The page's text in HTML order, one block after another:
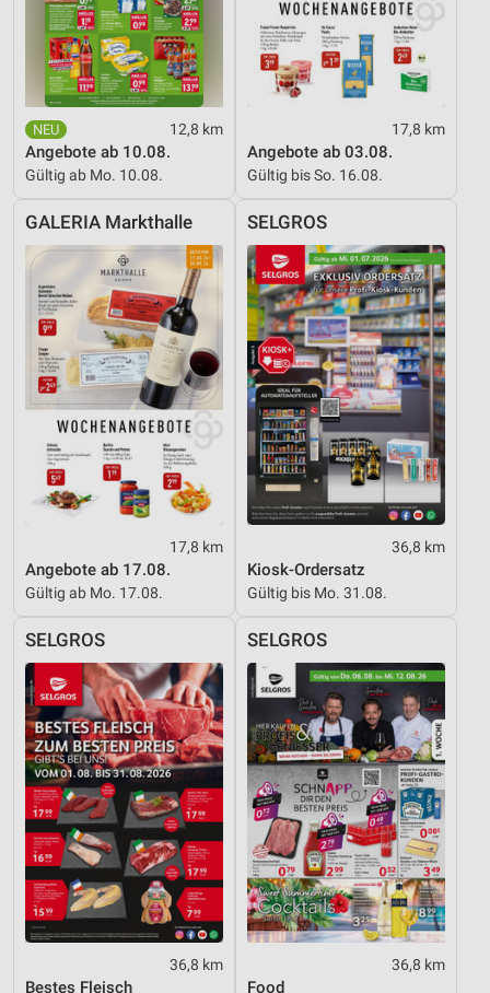
12,8 km
Angebote ab 10.08.
Gültig ab Mo. 10.08.
17,8 km
Angebote ab 03.08.
Gültig bis So. 16.08.
GALERIA Markthalle
17,8 km
Angebote ab 17.08.
Gültig ab Mo. 17.08.
SELGROS
36,8 km
Kiosk-Ordersatz
Gültig bis Mo. 31.08.
SELGROS
36,8 km
Bestes Fleisch
SELGROS
36,8 km
Food